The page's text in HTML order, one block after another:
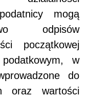
mogą
odpisów
początkowej
w
do
oraz wartości